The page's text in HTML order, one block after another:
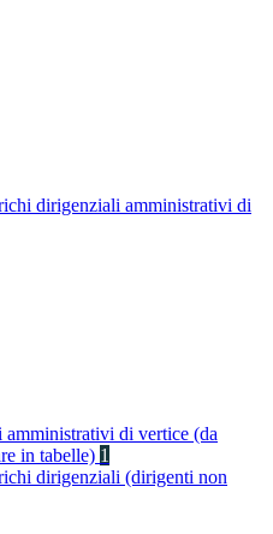
dirigenziali amministrativi di
amministrativi di vertice (da
in tabelle) 1
dirigenziali (dirigenti non